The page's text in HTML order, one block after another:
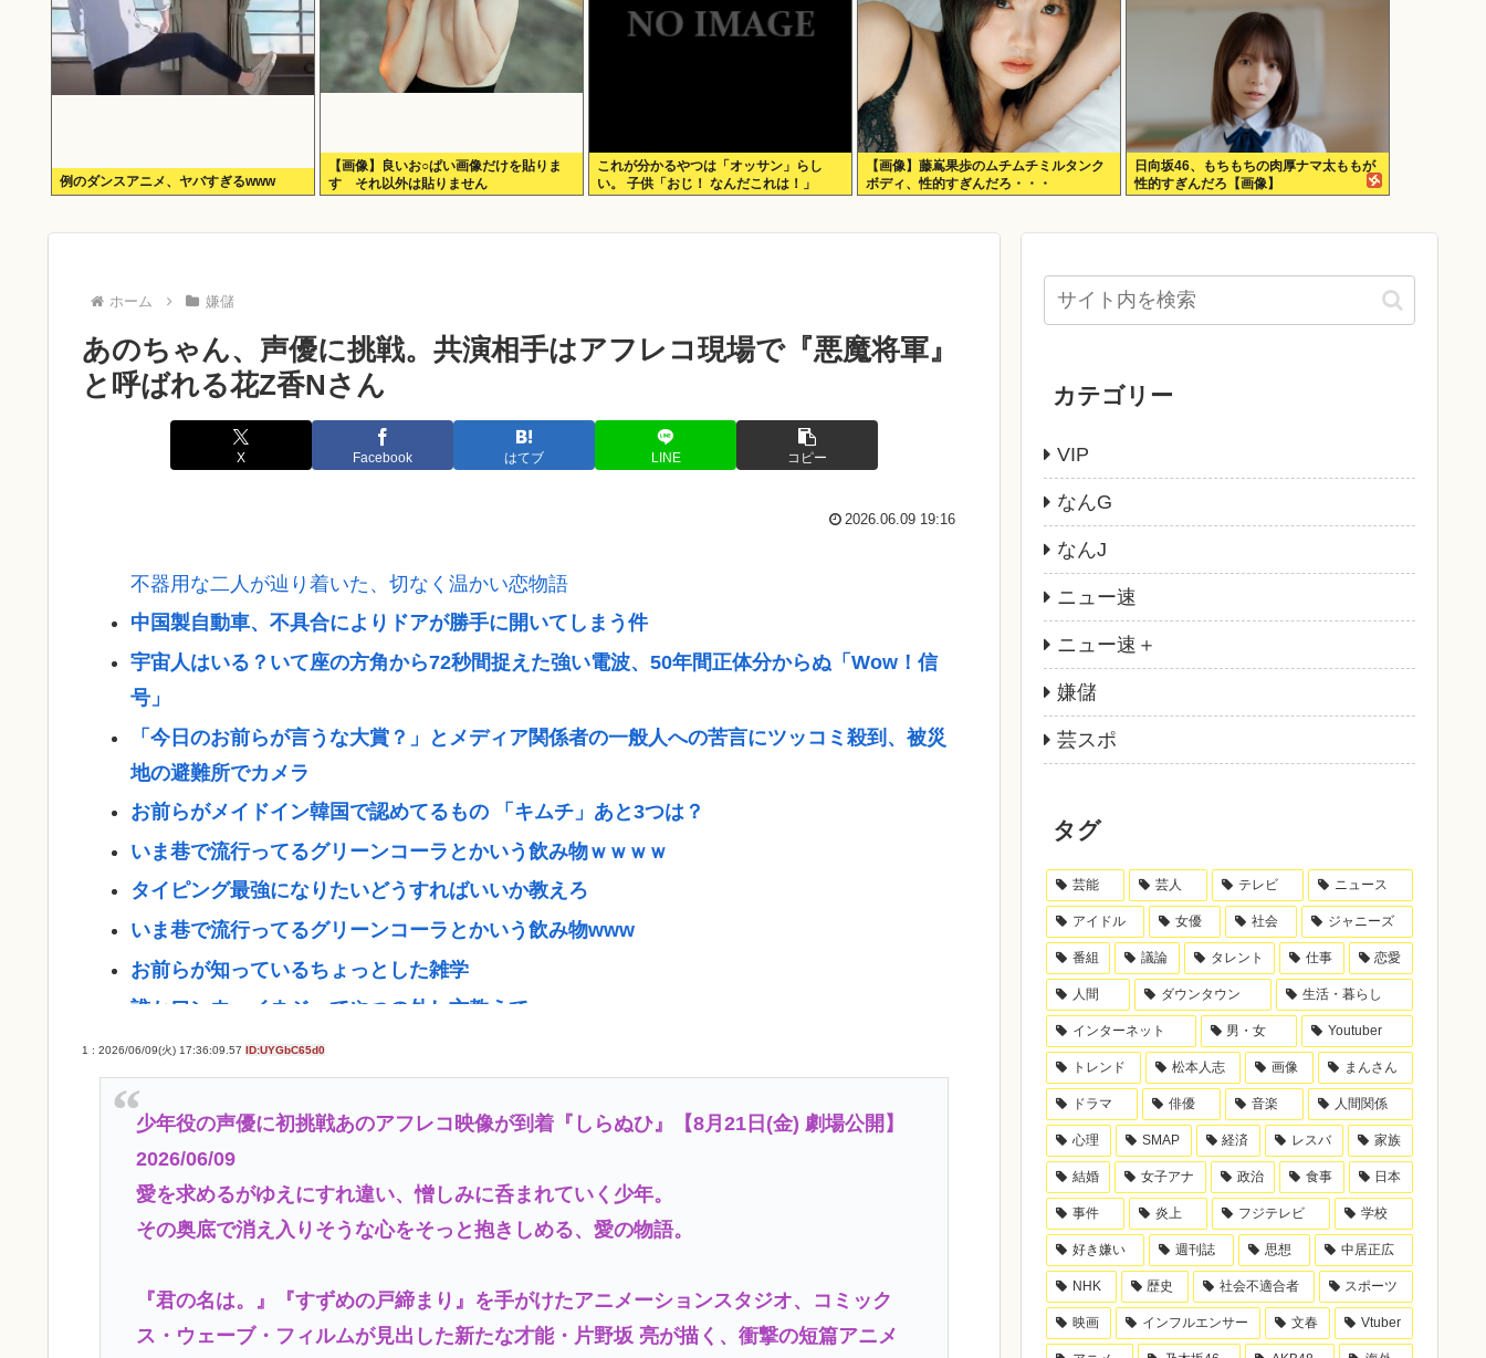
例のダンスアニメ、ヤバすぎるwww
【画像】良いお○ぱい画像だけを貼りま
す それ以外は貼りません
これが分かるやつは「オッサン」らし
い。 子供「おじ！ なんだこれは！」
【画像】藤嶌果歩のムチムチミルタンク
ボディ、性的すぎんだろ・・・
日向坂46、もちもちの肉厚ナマ太ももが
性的すぎんだろ【画像】
ホーム 嫌儲
あのちゃん、声優に挑戦。共演相手はアフレコ現場で『悪魔将軍』
と呼ばれる花Z香Nさん
X Facebook はてブ LINE コピー
2026.06.09 19:16
不器用な二人が辿り着いた、切なく温かい恋物語
中国製自動車、不具合によりドアが勝手に開いてしまう件
宇宙人はいる？いて座の方角から72秒間捉えた強い電波、50年間正体分からぬ「Wow！信
号」
「今日のお前らが言うな大賞？」とメディア関係者の一般人への苦言にツッコミ殺到、被災
地の避難所でカメラ
お前らがメイドイン韓国で認めてるもの 「キムチ」あと3つは？
いま巷で流行ってるグリーンコーラとかいう飲み物ｗｗｗｗ
タイピング最強になりたいどうすればいいか教えろ
いま巷で流行ってるグリーンコーラとかいう飲み物www
お前らが知っているちょっとした雑学
誰かワンウェイネジってやつの外し方教えて
【画像】移民についての日本人の本音、だいたいこれwww
認知症の高齢者の資産260兆円が狙われている！ 「被害者の8割がだまされた認識なし」
【命題】ZZガンダムをリメイクで大ヒットさせたい。じゃあ、何の要素を足せばいい？
【緊急】少子化の原因、判明するwww
誰でもできる仕事してるやつって死にたくならんの？
なして君ら「テスラ」買わないの？モデル3なら300万程度で買える.コスパ最強車がここにあ
Powered by livedoor 相互RSS
1 : 2026/06/09(火) 17:36:09.57 ID:UYGbC65d0
少年役の声優に初挑戦あのアフレコ映像が到着『しらぬひ』【8月21日(金) 劇場公開】
2026/06/09
愛を求めるがゆえにすれ違い、憎しみに呑まれていく少年。
その奥底で消え入りそうな心をそっと抱きしめる、愛の物語。
『君の名は。』『すずめの戸締まり』を手がけたアニメーションスタジオ、コミック
ス・ウェーブ・フィルムが見出した新たな才能・片野坂 亮が描く、衝撃の短篇アニメ
カテゴリー
VIP
なんG
なんJ
ニュー速
ニュー速＋
嫌儲
芸スポ
タグ
芸能 芸人 テレビ ニュース
アイドル 女優 社会 ジャニーズ
番組 議論 タレント 仕事 恋愛
人間 ダウンタウン 生活・暮らし
インターネット 男・女 Youtuber
トレンド 松本人志 画像 まんさん
ドラマ 俳優 音楽 人間関係
心理 SMAP 経済 レスバ 家族
結婚 女子アナ 政治 食事 日本
事件 炎上 フジテレビ 学校
好き嫌い 週刊誌 思想 中居正広
NHK 歴史 社会不適合者 スポーツ
映画 インフルエンサー 文春 Vtuber